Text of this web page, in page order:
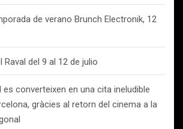
de verano Brunch Electronik, 12
Raval del 9 al 12 de julio
es converteixen en una cita ineludible
gràcies al retorn del cinema a la